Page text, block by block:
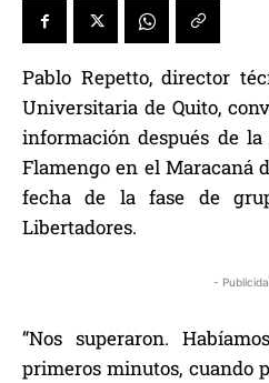
Pablo Repetto, director
Universitaria de Quito,
información después de
Flamengo en el Maracaná
fecha de la fase de
Libertadores.
-
“Nos superaron.
primeros minutos, cuando